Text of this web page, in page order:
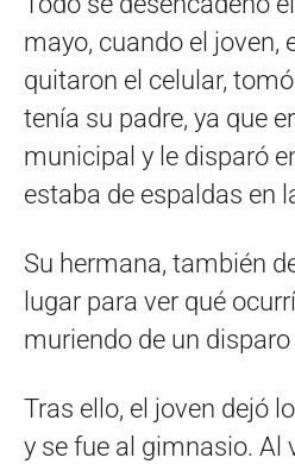
mayo, cuando el joven,
quitaron el celular,
tenía su padre, ya que
municipal y le disparó
estaba de espaldas en
Su hermana, también
lugar para ver qué
muriendo de un disparo
Tras ello, el joven dejó
y se fue al gimnasio. Al